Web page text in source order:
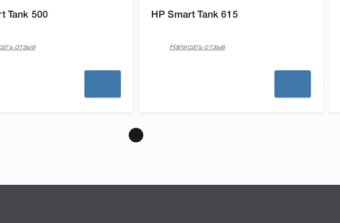
Tank 500
отзыв
HP Smart Tank 615
Написать отзыв